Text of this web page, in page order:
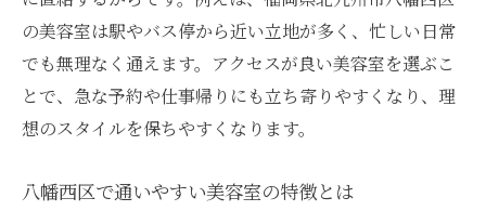
通いやすい美容室を口コミで見極める方法
口コミ評価が高い美容室の共通ポイント
八幡西区で選ばれる髪質改善が得意な美容
の美容室は駅やバス停から近い立地が多く、忙しい日常
でも無理なく通えます。アクセスが良い美容室を選ぶこ
とで、急な予約や仕事帰りにも立ち寄りやすくなり、理
想のスタイルを保ちやすくなります。
八幡西区で通いやすい美容室の特徴とは